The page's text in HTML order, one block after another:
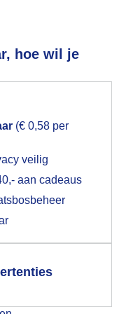
hoe wil je
(€ 0,58 per
veilig
aan cadeaus
Zoeken in
en hagel trekt
voor
op hebt
een pop-up uit
toestemming